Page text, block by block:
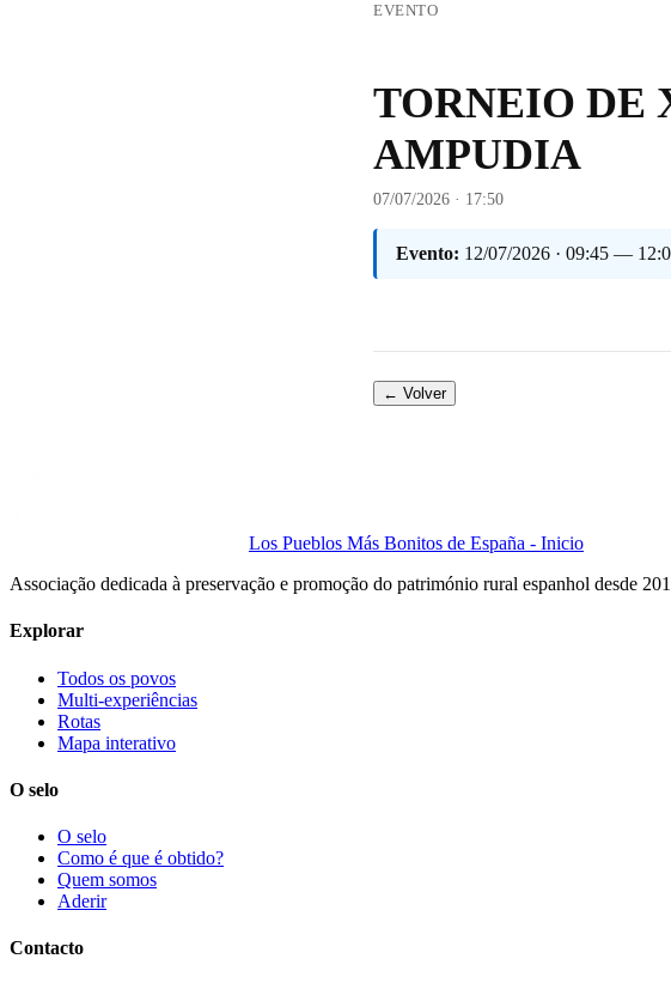
EVENTO
TORNEIO DE
AMPUDIA
07/07/2026 · 17:50
Evento: 12/07/2026 · 09:45 —
← Volver
Los Pueblos Más Bonitos de España - Inicio
Associação dedicada à preservação e promoção do património rural espanhol desde
Explorar
Todos os povos
Multi-experiências
Rotas
Mapa interativo
O selo
O selo
Como é que é obtido?
Quem somos
Aderir
Contacto